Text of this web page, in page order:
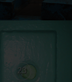
23